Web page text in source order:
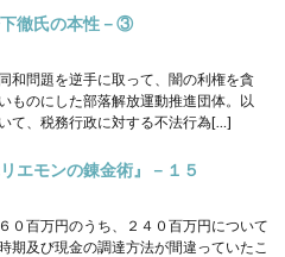
徹氏の本性－③
和問題を逆手に取って、闇の利権を貪
ものにした部落解放運動推進団体。以
て、税務行政に対する不法行為[…]
エモンの錬金術』－１５
０百万円のうち、２４０百万円について
期及び現金の調達方法が間違っていたこ